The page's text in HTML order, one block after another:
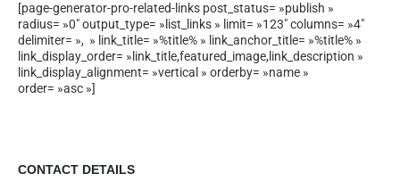
[page-generator-pro-related-links post_status= »publish »
radius= »0″ output_type= »list_links » limit= »123″ columns= »4″
delimiter= », » link_title= »%title% » link_anchor_title= »%title% »
link_display_order= »link_title,featured_image,link_description »
link_display_alignment= »vertical » orderby= »name »
order= »asc »]
CONTACT DETAILS